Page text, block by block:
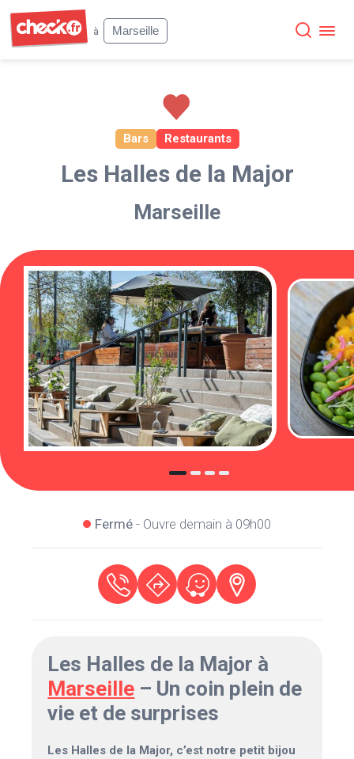
à
Marseille
Bars Restaurants
Les Halles de la Major
Marseille
Fermé - Ouvre demain à 09h00
Les Halles de la Major à
Marseille – Un coin plein de
vie et de surprises
Les Halles de la Major, c’est notre petit bijou